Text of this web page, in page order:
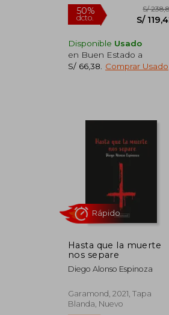
50%
Disponible Usado
en Buen Estado a
S/ 66,38
Comprar Usado
Hasta que la muerte
nos separe
Diego Alonso Espinoza
Garamond, 2021, Tapa
Blanda, Nuevo